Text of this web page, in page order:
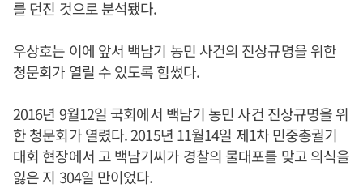
를 던진 것으로 분석됐다.
우상호는 이에 앞서 백남기 농민 사건의 진상규명을 위한
청문회가 열릴 수 있도록 힘썼다.
2016년 9월12일 국회에서 백남기 농민 사건 진상규명을 위
한 청문회가 열렸다. 2015년 11월14일 제1차 민중총궐기
대회 현장에서 고 백남기씨가 경찰의 물대포를 맞고 의식을
잃은 지 304일 만이었다.